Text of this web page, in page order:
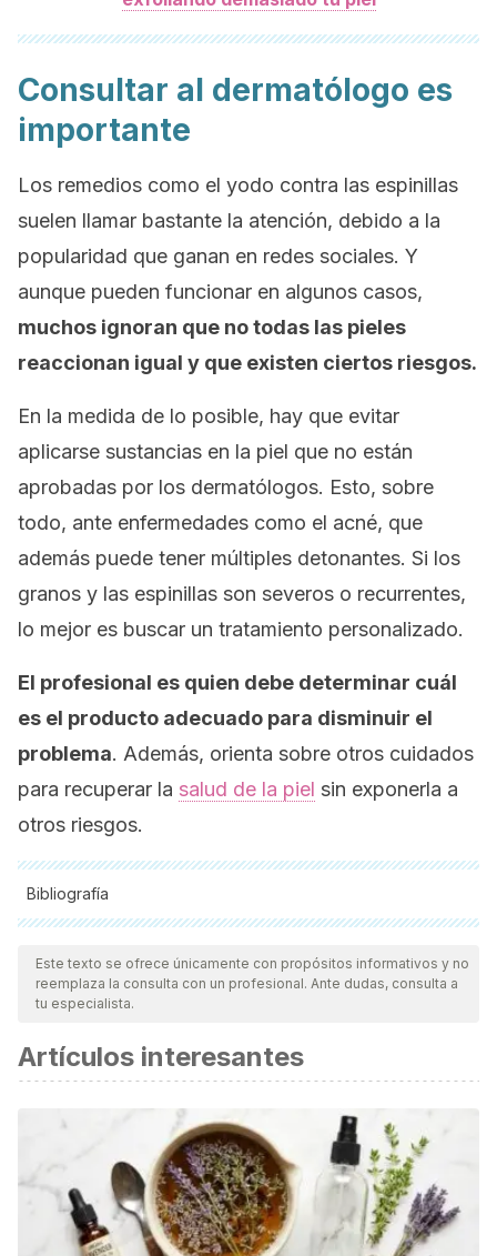
Consultar al dermatólogo es
importante
Los remedios como el yodo contra las espinillas
suelen llamar bastante la atención, debido a la
popularidad que ganan en redes sociales. Y
aunque pueden funcionar en algunos casos,
muchos ignoran que no todas las pieles
reaccionan igual y que existen ciertos riesgos.
En la medida de lo posible, hay que evitar
aplicarse sustancias en la piel que no están
aprobadas por los dermatólogos. Esto, sobre
todo, ante enfermedades como el acné, que
además puede tener múltiples detonantes. Si los
granos y las espinillas son severos o recurrentes,
lo mejor es buscar un tratamiento personalizado.
El profesional es quien debe determinar cuál
es el producto adecuado para disminuir el
problema. Además, orienta sobre otros cuidados
para recuperar la salud de la piel sin exponerla a
otros riesgos.
Bibliografía
Todas las fuentes citadas fueron revisadas a profundidad por
nuestro equipo, para asegurar su calidad, confiabilidad,
vigencia y validez.La bibliografía de este artículo fue
científica.
Hui, A. (2023, junio 1). Can putting iodine on pimples really
help clear them up? Dermatologists weigh in.
Health.
https://www.health.com/does-iodine-work-on-pimples-
Pichon, M., Burucoa, C., Evplanov, V., & Favalli, F. (2022).
Efficacy of Three Povidone Iodine Formulations against
Este texto se ofrece únicamente con propósitos informativos y no
reemplaza la consulta con un profesional. Ante dudas, consulta a
tu especialista.
Artículos interesantes